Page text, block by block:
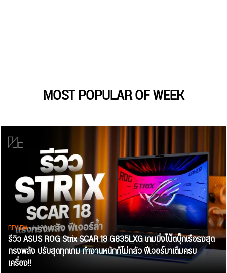
MOST POPULAR OF WEEK
REVIEW• Jul 28, 2026
รีวิว ASUS ROG Strix SCAR 18 G835LXG เกมมิ่งโน้ตบุ๊กเรือธงสุด
ทรงพลัง ปรับสุดทุกเกม ทำงานหนักก็ไม่กลัว ฟีเจอร์มาเต็มครบ
เครื่อง!!